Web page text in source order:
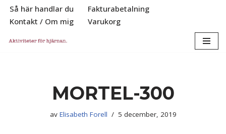
Hoppa
till
Så här handlar du
Fakturabetalning
Kontakt / Om mig
Varukorg
MORTEL-300
av Elisabeth Forell 5 december, 2019